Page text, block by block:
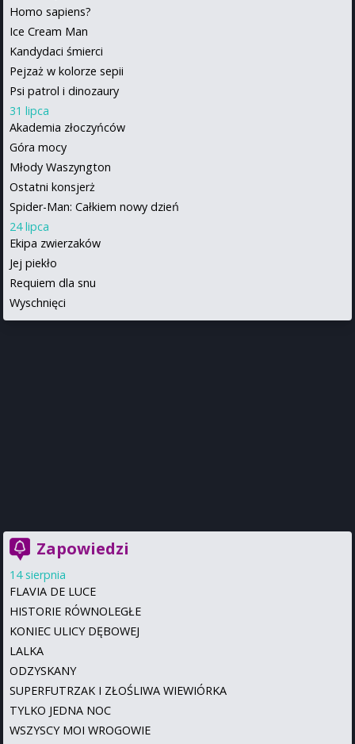
Homo sapiens?
Ice Cream Man
Kandydaci śmierci
Pejzaż w kolorze sepii
Psi patrol i dinozaury
31 lipca
Akademia złoczyńców
Góra mocy
Młody Waszyngton
Ostatni konsjerż
Spider-Man: Całkiem nowy dzień
24 lipca
Ekipa zwierzaków
Jej piekło
Requiem dla snu
Wyschnięci
Zapowiedzi
14 sierpnia
FLAVIA DE LUCE
HISTORIE RÓWNOLEGŁE
KONIEC ULICY DĘBOWEJ
LALKA
ODZYSKANY
SUPERFUTRZAK I ZŁOŚLIWA WIEWIÓRKA
TYLKO JEDNA NOC
WSZYSCY MOI WROGOWIE